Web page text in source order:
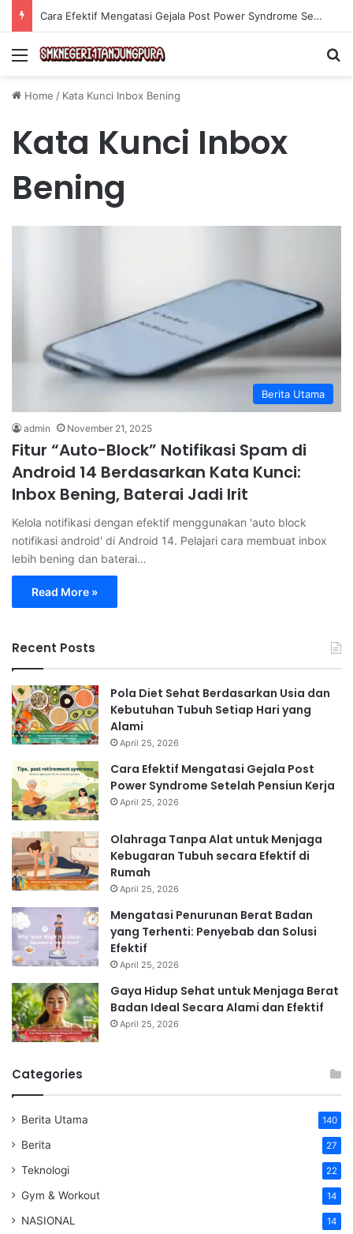
Cara Efektif Mengatasi Gejala Post Power Syndrome Setelah Pensiun Kerja
Menu
Home / Kata Kunci Inbox Bening
Kata Kunci Inbox
Bening
Berita Utama
admin November 21, 2025
Fitur “Auto-Block” Notifikasi Spam di
Android 14 Berdasarkan Kata Kunci:
Inbox Bening, Baterai Jadi Irit
Kelola notifikasi dengan efektif menggunakan 'auto block
notifikasi android' di Android 14. Pelajari cara membuat inbox
lebih bening dan baterai…
Read More »
Recent Posts
Pola Diet Sehat Berdasarkan Usia dan
Kebutuhan Tubuh Setiap Hari yang
Alami
April 25, 2026
Cara Efektif Mengatasi Gejala Post
Power Syndrome Setelah Pensiun Kerja
April 25, 2026
Olahraga Tanpa Alat untuk Menjaga
Kebugaran Tubuh secara Efektif di
Rumah
April 25, 2026
Mengatasi Penurunan Berat Badan
yang Terhenti: Penyebab dan Solusi
Efektif
April 25, 2026
Gaya Hidup Sehat untuk Menjaga Berat
Badan Ideal Secara Alami dan Efektif
April 25, 2026
Categories
Berita Utama 140
Berita 27
Teknologi 22
Gym & Workout 14
NASIONAL 14